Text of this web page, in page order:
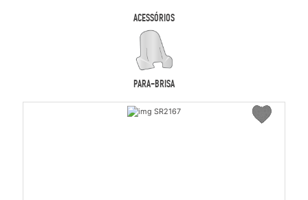
ACESSÓRIOS
PARA-BRISA